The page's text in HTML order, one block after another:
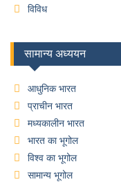
विविध
सामान्य अध्ययन
आधुनिक भारत
प्राचीन भारत
मध्यकालीन भारत
भारत का भूगोल
विश्व का भूगोल
सामान्य भूगोल